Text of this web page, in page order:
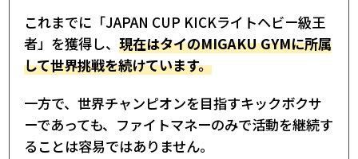
これまでに「JAPAN CUP KICKライトヘビー級王
者」を獲得し、 現在はタイのMIGAKU GYMに所属
して世界挑戦を続けています。
一方で、世界チャンピオンを目指すキックボクサ
ーであっても、ファイトマネーのみで活動を継続す
ることは容易ではありません。